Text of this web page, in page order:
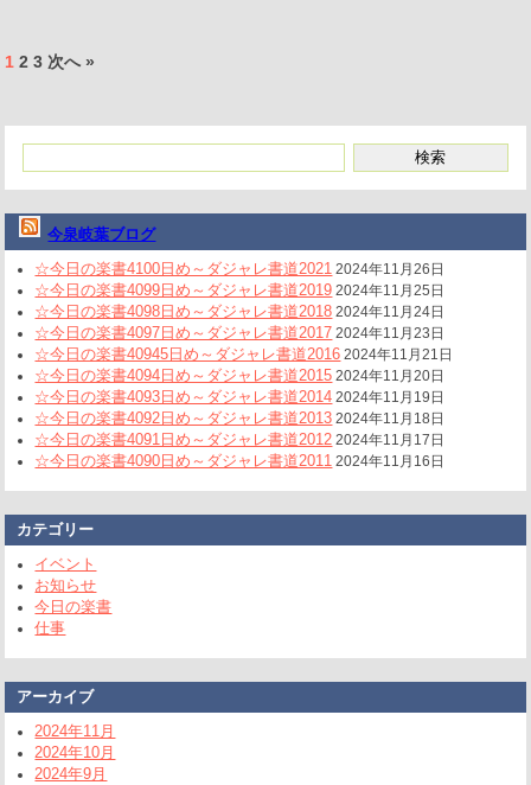
1 2 3 次へ »
今泉岐葉ブログ
☆今日の楽書4100日め～ダジャレ書道2021 2024年11月26日
☆今日の楽書4099日め～ダジャレ書道2019 2024年11月25日
☆今日の楽書4098日め～ダジャレ書道2018 2024年11月24日
☆今日の楽書4097日め～ダジャレ書道2017 2024年11月23日
☆今日の楽書40945日め～ダジャレ書道2016 2024年11月21日
☆今日の楽書4094日め～ダジャレ書道2015 2024年11月20日
☆今日の楽書4093日め～ダジャレ書道2014 2024年11月19日
☆今日の楽書4092日め～ダジャレ書道2013 2024年11月18日
☆今日の楽書4091日め～ダジャレ書道2012 2024年11月17日
☆今日の楽書4090日め～ダジャレ書道2011 2024年11月16日
カテゴリー
イベント
お知らせ
今日の楽書
仕事
アーカイブ
2024年11月
2024年10月
2024年9月